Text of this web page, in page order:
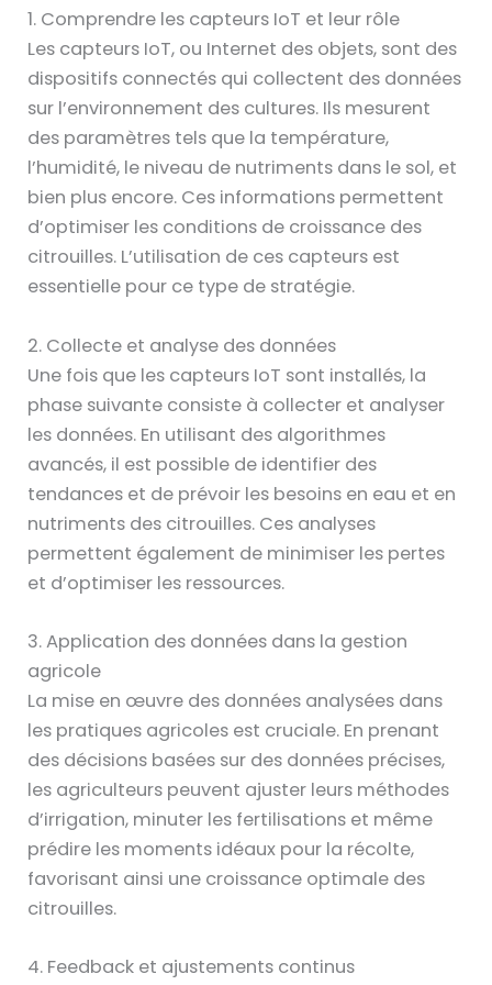
1. Comprendre les capteurs IoT et leur rôle
Les capteurs IoT, ou Internet des objets, sont des
dispositifs connectés qui collectent des données
sur l’environnement des cultures. Ils mesurent
des paramètres tels que la température,
l’humidité, le niveau de nutriments dans le sol, et
bien plus encore. Ces informations permettent
d’optimiser les conditions de croissance des
citrouilles. L’utilisation de ces capteurs est
essentielle pour ce type de stratégie.
2. Collecte et analyse des données
Une fois que les capteurs IoT sont installés, la
phase suivante consiste à collecter et analyser
les données. En utilisant des algorithmes
avancés, il est possible de identifier des
tendances et de prévoir les besoins en eau et en
nutriments des citrouilles. Ces analyses
permettent également de minimiser les pertes
et d’optimiser les ressources.
3. Application des données dans la gestion
agricole
La mise en œuvre des données analysées dans
les pratiques agricoles est cruciale. En prenant
des décisions basées sur des données précises,
les agriculteurs peuvent ajuster leurs méthodes
d’irrigation, minuter les fertilisations et même
prédire les moments idéaux pour la récolte,
favorisant ainsi une croissance optimale des
citrouilles.
4. Feedback et ajustements continus